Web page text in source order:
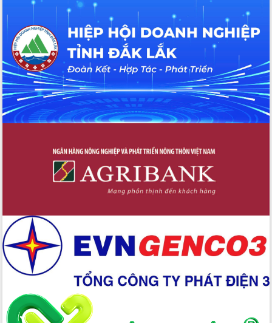
du khách thông qua Hệ thống cơ sở dữ
Tập huấn ứng dụng trí tuệ nhân tạo (AI)
trong thương mại điện tử năm 2026
Đoàn đại biểu Quốc hội tỉnh Đắk Lắk
trao đổi thông tin trước Kỳ họp thứ
nhất, Quốc hội khóa XVI
Quyết liệt cải cách hành chính, khơi
thông nguồn lực phát triển
Xã Ea Phê gắn cải cách hành chính với
Phó Chủ tịch Thường trực UBND tỉnh
Hồ Thị Nguyên Thảo làm việc tại Trung
Phê
Xây dựng nền hành chính số đồng
hành cùng nông dân dân, doanh nghiệp
Giai đoạn 2026-2030, Đắk Lắk phấn
đấu có 77% xã đạt chuẩn nông thôn
Chuyển đổi số 'mở đường' cho nông
nghiệp Đắk Lắk tăng trưởng bứt phá